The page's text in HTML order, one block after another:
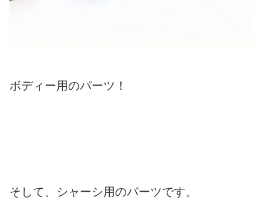
ボディー用のパーツ！
そして、シャーシ用のパーツです。